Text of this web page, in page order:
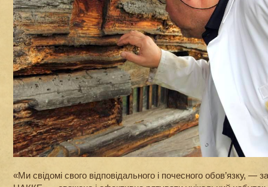
«Ми свідомі свого відповідального і почесного обов’язку, —